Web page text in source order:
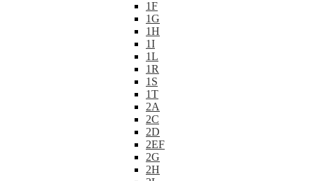
1F
1G
1H
1I
1L
1R
1S
1T
2A
2C
2D
2EF
2G
2H